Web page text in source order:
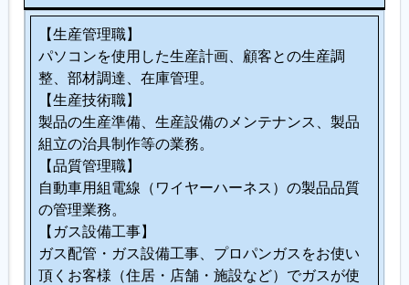
【生産管理職】
パソコンを使用した生産計画、顧客との生産調
整、部材調達、在庫管理。
【生産技術職】
製品の生産準備、生産設備のメンテナンス、製品
組立の治具制作等の業務。
【品質管理職】
自動車用組電線（ワイヤーハーネス）の製品品質
の管理業務。
【ガス設備工事】
ガス配管・ガス設備工事、プロパンガスをお使い
頂くお客様（住居・店舗・施設など）でガスが使